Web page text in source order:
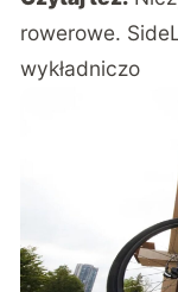
rowerowe.
wykładniczo